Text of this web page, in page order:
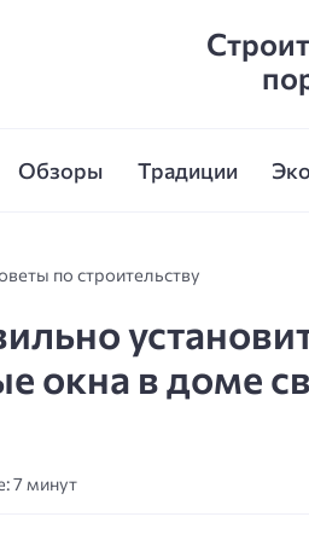
Обзоры Традиции
по строительству
окна в доме
7 минут